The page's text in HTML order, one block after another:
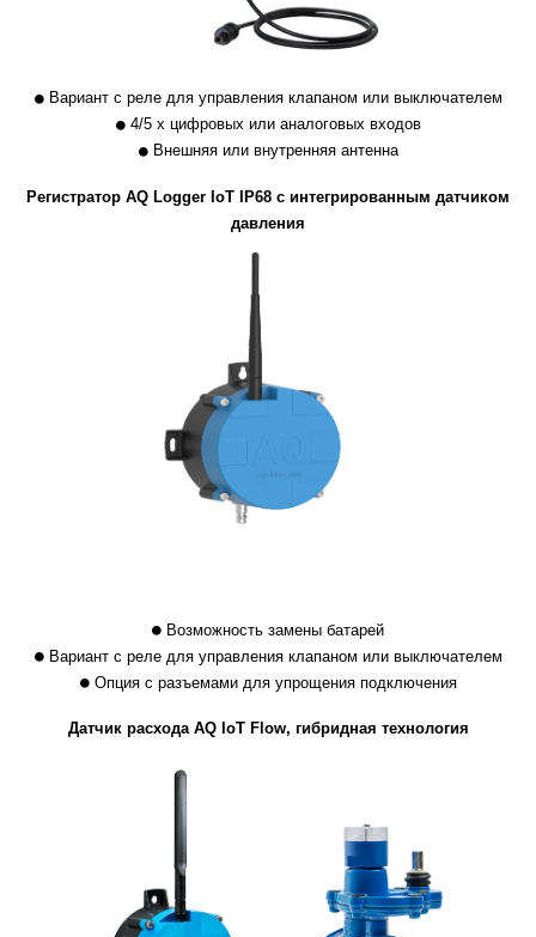
Вариант с реле для управления клапаном или выключателем
4/5 x цифровых или аналоговых входов
Внешняя или внутренняя антенна
Регистратор AQ Logger IoT IP68 с интегрированным датчиком
давления
Возможность замены батарей
Вариант с реле для управления клапаном или выключателем
Опция с разъемами для упрощения подключения
Датчик расхода AQ IoT Flow, гибридная технология